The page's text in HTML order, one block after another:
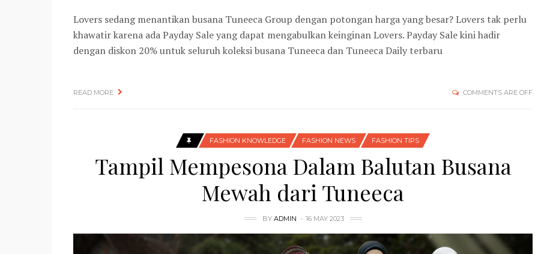
Lovers sedang menantikan busana Tuneeca Group dengan potongan harga yang besar? Lovers tak perlu
khawatir karena ada Payday Sale yang dapat mengabulkan keinginan Lovers. Payday Sale kini hadir
dengan diskon 20% untuk seluruh koleksi busana Tuneeca dan Tuneeca Daily terbaru
READ MORE COMMENTS ARE OFF
FASHION KNOWLEDGE FASHION NEWS FASHION TIPS
Tampil Mempesona Dalam Balutan Busana
Mewah dari Tuneeca
BY ADMIN 16 MAY 2023